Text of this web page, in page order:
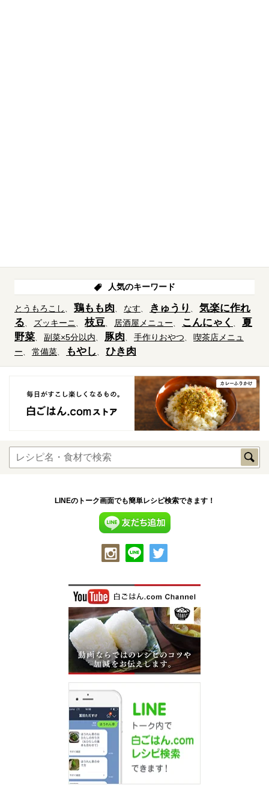
人気のキーワード
とうもろこし 鶏もも肉 なす きゅうり
気楽に作れ
る
ズッキーニ 枝豆 居酒屋メニュー こんにゃく
夏
野菜
副菜×5分以内 豚肉 手作りおやつ
喫茶店メニュ
ー
常備菜 もやし ひき肉
LINEのトーク画面でも簡単レシピ検索できます！